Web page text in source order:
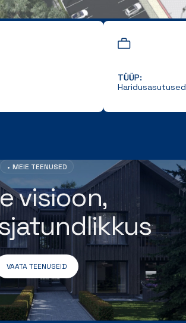
TÜÜP:
Haridusasutused
MEIE TEENUSED
visioon,
VAATA TEENUSEID